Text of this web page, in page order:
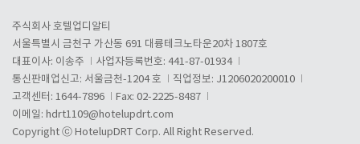
주식회사 호텔업디알티
서울특별시 금천구 가산동 691 대륭테크노타운20차 1807호
대표이사: 이송주
사업자등록번호: 441-87-01934
통신판매업신고: 서울금천-1204 호
직업정보: J1206020200010
고객센터: 1644-7896
Fax: 02-2225-8487
이메일: hdrt1109@hotelupdrt.com
Copyright ⓒ HotelupDRT Corp. All Right Reserved.